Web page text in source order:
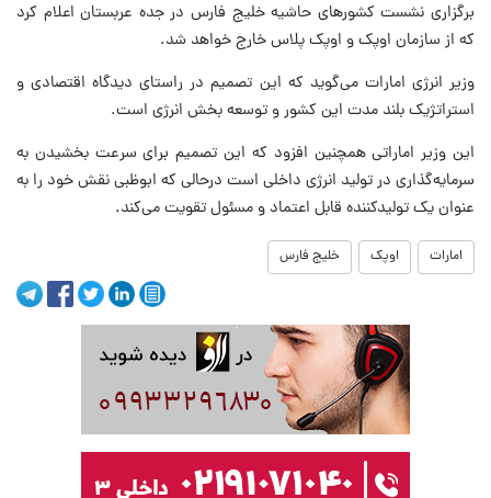
برگزاری نشست کشورهای حاشیه خلیج فارس در جده عربستان اعلام کرد
که از سازمان اوپک و اوپک پلاس خارج خواهد شد.
وزیر انرژی امارات می‌گوید که این تصمیم در راستای دیدگاه اقتصادی و
استراتژیک بلند مدت این کشور و توسعه بخش انرژی است.
این وزیر اماراتی همچنین افزود که این تصمیم برای سرعت بخشیدن به
سرمایه‌گذاری در تولید انرژی داخلی است درحالی که ابوظبی نقش خود را به
عنوان یک تولیدکننده قابل اعتماد و مسئول تقویت می‌کند.
امارات اوپک خلیج فارس